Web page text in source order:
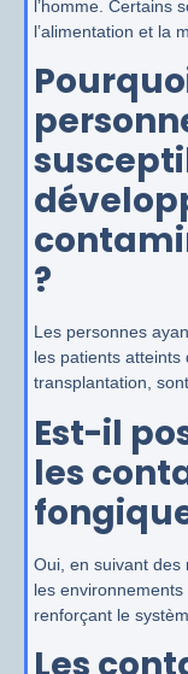
l’homme. Certains
l’alimentation et la
?
Les personnes
les patients
transplantation,
Est-il
les
Oui, en suivant des
les
renforçant le